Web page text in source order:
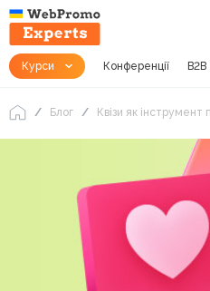
Курси Конференції B2B
Блог Квізи як інструмент